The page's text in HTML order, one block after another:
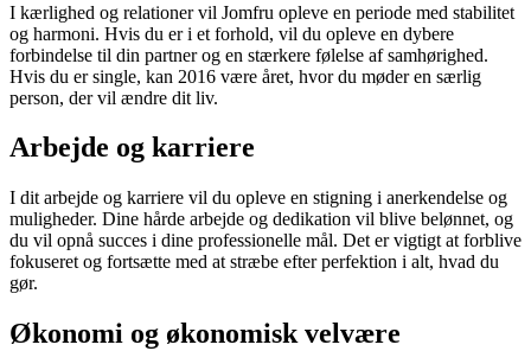
I kærlighed og relationer vil Jomfru opleve en periode med stabilitet
og harmoni. Hvis du er i et forhold, vil du opleve en dybere
forbindelse til din partner og en stærkere følelse af samhørighed.
Hvis du er single, kan 2016 være året, hvor du møder en særlig
person, der vil ændre dit liv.
Arbejde og karriere
I dit arbejde og karriere vil du opleve en stigning i anerkendelse og
muligheder. Dine hårde arbejde og dedikation vil blive belønnet, og
du vil opnå succes i dine professionelle mål. Det er vigtigt at forblive
fokuseret og fortsætte med at stræbe efter perfektion i alt, hvad du
gør.
Økonomi og økonomisk velvære